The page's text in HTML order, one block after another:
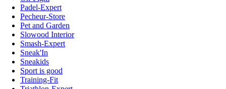
Padel-Expert
Pecheur-Store
Pet and Garden
Slowood Interior
Smash-Expert
Sneak'In
Sneakids
Sport is good
Training-Fit